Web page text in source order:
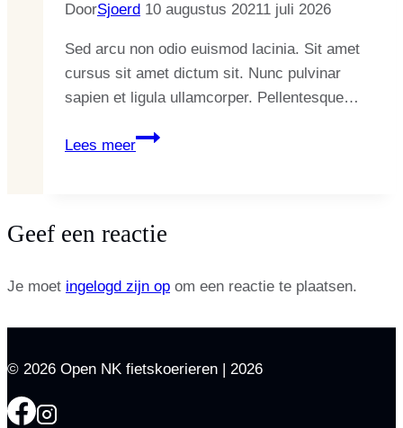
DoorSjoerd 10 augustus 20211 juli 2026
Sed arcu non odio euismod lacinia. Sit amet
cursus sit amet dictum sit. Nunc pulvinar
sapien et ligula ullamcorper. Pellentesque…
Lees meer
RECIPES
Smoked
for
Geef een reactie
Je moet ingelogd zijn op om een reactie te plaatsen.
© 2026 Open NK fietskoerieren | 2026